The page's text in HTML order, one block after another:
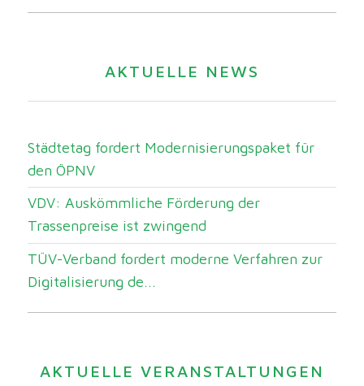
AKTUELLE NEWS
Städtetag fordert Modernisierungspaket für
den ÖPNV
VDV: Auskömmliche Förderung der
Trassenpreise ist zwingend
TÜV-Verband fordert moderne Verfahren zur
Digitalisierung de...
AKTUELLE VERANSTALTUNGEN